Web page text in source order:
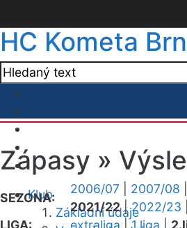
HC Kometa
Klub
Základní údaje
Zápasy »
SEZONA:
2006/07 2007/08
2021/22|2022/23
LIGA:
extraliga |1.liga